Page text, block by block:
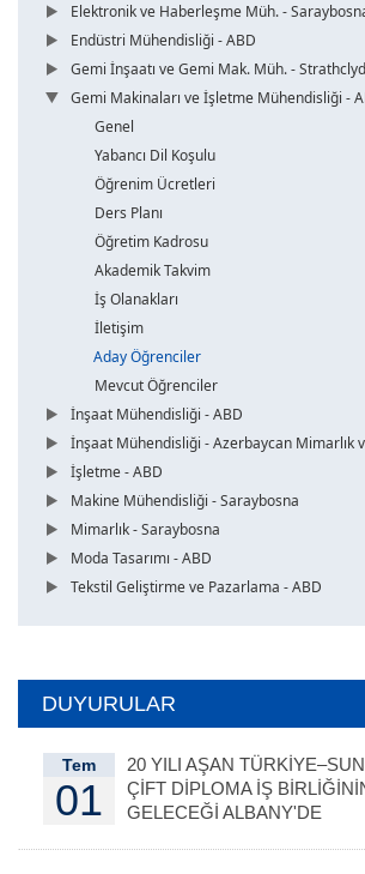
Elektronik ve Haberleşme Müh. -
Endüstri Mühendisliği - ABD
Gemi İnşaatı ve Gemi Mak. Müh. -
Gemi Makinaları ve İşletme Mühendisliği -
Genel
Yabancı Dil Koşulu
Öğrenim Ücretleri
Ders Planı
Öğretim Kadrosu
Akademik Takvim
İş Olanakları
İletişim
Aday Öğrenciler
Mevcut Öğrenciler
İnşaat Mühendisliği - ABD
İnşaat Mühendisliği - Azerbaycan Mimarlık
İşletme - ABD
Makine Mühendisliği - Saraybosna
Mimarlık - Saraybosna
Moda Tasarımı - ABD
Tekstil Geliştirme ve Pazarlama - ABD
DUYURULAR
Tem
01
20 YILI AŞAN
ÇİFT DİPLOMA İŞ
GELECEĞİ ALBANY'DE